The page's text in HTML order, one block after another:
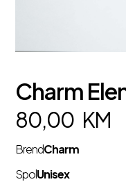
Charm
80,00 KM
BrendCharm
SpolUnisex